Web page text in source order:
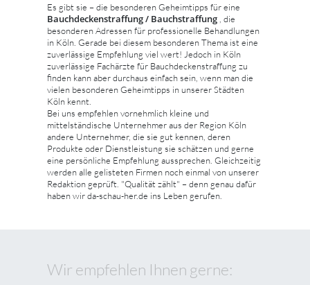
Es gibt sie – die besonderen Geheimtipps für eine
Bauchdeckenstraffung / Bauchstraffung , die
besonderen Adressen für professionelle Behandlungen
in Köln. Gerade bei diesem besonderen Thema ist eine
zuverlässige Empfehlung viel wert! Jedoch in Köln
zuverlässige Fachärzte für Bauchdeckenstraffung zu
finden kann aber durchaus einfach sein, wenn man die
vielen besonderen Geheimtipps in unserer Städten
Köln kennt.
Bei uns empfehlen vornehmlich kleine und
mittelständische Unternehmer aus der Region Köln
andere Unternehmer, die sie gut kennen, deren
Produkte oder Dienstleistung sie schätzen und gerne
eine persönliche Empfehlung aussprechen. Gleichzeitig
werden alle gelisteten Firmen noch einmal von unserer
Redaktion geprüft. "Qualität zählt" – denn genau dafür
haben wir da-schau-her.de ins Leben gerufen.
Wir empfehlen Ihnen gerne: